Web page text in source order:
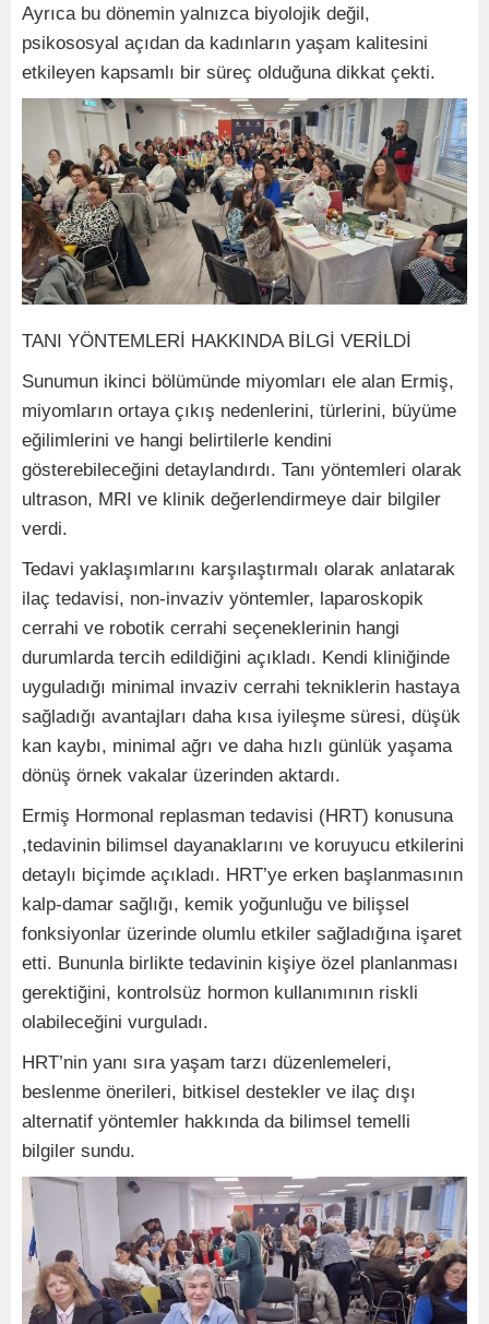
Ayrıca bu dönemin yalnızca biyolojik değil,
psikososyal açıdan da kadınların yaşam kalitesini
etkileyen kapsamlı bir süreç olduğuna dikkat çekti.
TANI YÖNTEMLERİ HAKKINDA BİLGİ VERİLDİ
Sunumun ikinci bölümünde miyomları ele alan Ermiş,
miyomların ortaya çıkış nedenlerini, türlerini, büyüme
eğilimlerini ve hangi belirtilerle kendini
gösterebileceğini detaylandırdı. Tanı yöntemleri olarak
ultrason, MRI ve klinik değerlendirmeye dair bilgiler
verdi.
Tedavi yaklaşımlarını karşılaştırmalı olarak anlatarak
ilaç tedavisi, non-invaziv yöntemler, laparoskopik
cerrahi ve robotik cerrahi seçeneklerinin hangi
durumlarda tercih edildiğini açıkladı. Kendi kliniğinde
uyguladığı minimal invaziv cerrahi tekniklerin hastaya
sağladığı avantajları daha kısa iyileşme süresi, düşük
kan kaybı, minimal ağrı ve daha hızlı günlük yaşama
dönüş örnek vakalar üzerinden aktardı.
Ermiş Hormonal replasman tedavisi (HRT) konusuna
,tedavinin bilimsel dayanaklarını ve koruyucu etkilerini
detaylı biçimde açıkladı. HRT’ye erken başlanmasının
kalp-damar sağlığı, kemik yoğunluğu ve bilişsel
fonksiyonlar üzerinde olumlu etkiler sağladığına işaret
etti. Bununla birlikte tedavinin kişiye özel planlanması
gerektiğini, kontrolsüz hormon kullanımının riskli
olabileceğini vurguladı.
HRT’nin yanı sıra yaşam tarzı düzenlemeleri,
beslenme önerileri, bitkisel destekler ve ilaç dışı
alternatif yöntemler hakkında da bilimsel temelli
bilgiler sundu.